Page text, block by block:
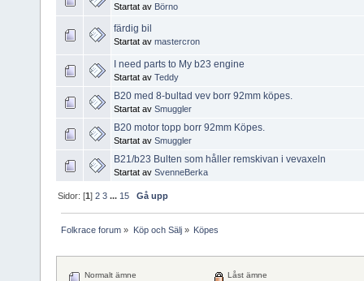
Startat av Börno
färdig bil
Startat av mastercron
I need parts to My b23 engine
Startat av Teddy
B20 med 8-bultad vev borr 92mm köpes.
Startat av Smuggler
B20 motor topp borr 92mm Köpes.
Startat av Smuggler
B21/b23 Bulten som håller remskivan i vevaxeln
Startat av SvenneBerka
Sidor: [1]2 3 ... 15 Gå upp
Folkrace forum » Köp och Sälj» Köpes
Normalt ämne
Låst ämne